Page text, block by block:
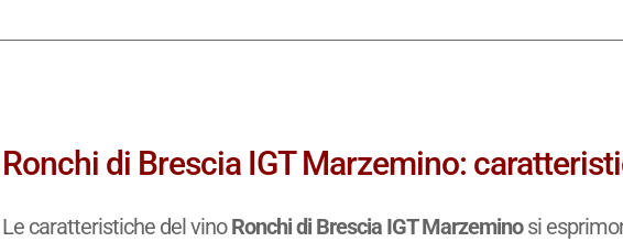
Ronchi di Brescia IGT Marzemino:
Le caratteristiche del vinoRonchi di Brescia IGT Marzeminosi